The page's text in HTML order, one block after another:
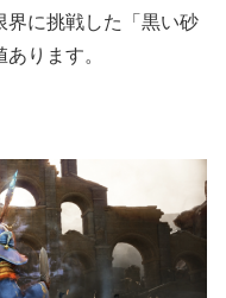
界に挑戦した「黒い砂
ります。